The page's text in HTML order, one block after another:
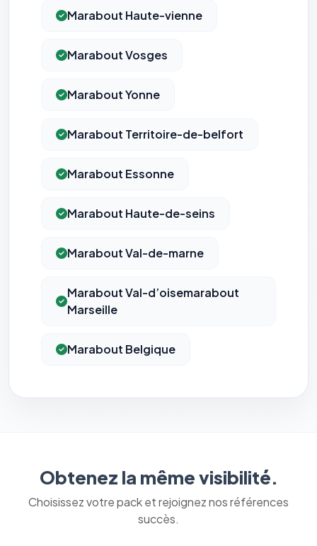
Marabout Haute-vienne
Marabout Vosges
Marabout Yonne
Marabout Territoire-de-belfort
Marabout Essonne
Marabout Haute-de-seins
Marabout Val-de-marne
Marabout Val-d’oisemarabout
Marseille
Marabout Belgique
Obtenez la même visibilité.
Choisissez votre pack et rejoignez nos références
succès.